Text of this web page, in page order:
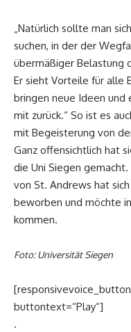
„Natürlich sollte man
suchen, in der der
übermäßiger Belastung
Er sieht Vorteile für alle
bringen neue Ideen
mit zurück.“ So ist es
mit Begeisterung von
Ganz offensichtlich hat
die Uni Siegen
von St. Andrews hat
beworben und möchte
kommen.
Foto: Universität Siegen
buttontext=“Play“]
.